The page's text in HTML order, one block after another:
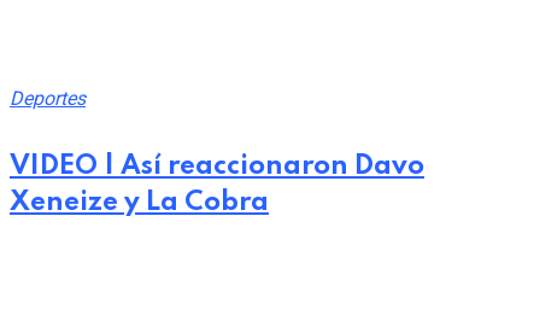
Deportes
VIDEO | Así reaccionaron Davo
Xeneize y La Cobra